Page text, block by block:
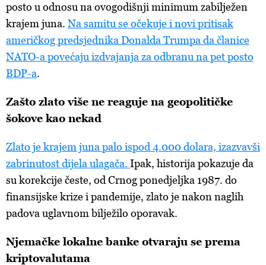
posto u odnosu na ovogodišnji minimum zabilježen
krajem juna. Na samitu se očekuje i novi pritisak
američkog predsjednika Donalda Trumpa da članice
NATO-a povećaju izdvajanja za odbranu na pet posto
BDP-a.
Zašto zlato više ne reaguje na geopolitičke
šokove kao nekad
Zlato je krajem juna palo ispod 4.000 dolara, izazvavši
zabrinutost dijela ulagača. Ipak, historija pokazuje da
su korekcije česte, od Crnog ponedjeljka 1987. do
finansijske krize i pandemije, zlato je nakon naglih
padova uglavnom bilježilo oporavak.
Njemačke lokalne banke otvaraju se prema
kriptovalutama